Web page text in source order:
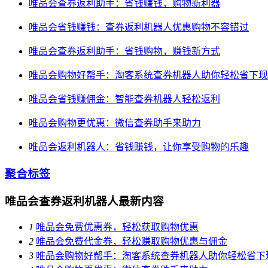
唯品会查券返利助手：省钱赚钱，购物新利器
唯品会省钱赚钱：查券返利机器人优惠购物不容错过
唯品会查券返利助手：省钱购物，赚钱新方式
唯品会购物好帮手：淘客系统查券机器人助你轻松省下
唯品会省钱赚佣金：智能查券机器人轻松返利
唯品会购物更优惠：微信查券助手来助力
唯品会返利机器人：省钱赚钱，让你享受购物的乐趣
聚合标签
唯品会查券返利机器人最新内容
1 唯品会免费优惠券，轻松获取购物优惠
2 唯品会免费代金券，轻松赚取购物优惠与佣金
3 唯品会购物好帮手：淘客系统查券机器人助你轻松省下